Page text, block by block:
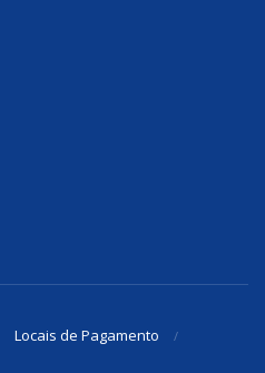
Locais de Pagamento